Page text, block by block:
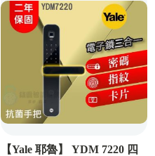
【Yale 耶魯】 YDM 7220 四